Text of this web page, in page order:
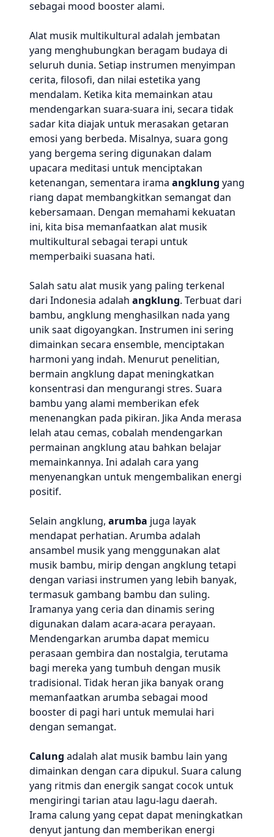
sebagai mood booster alami.
Alat musik multikultural adalah jembatan
yang menghubungkan beragam budaya di
seluruh dunia. Setiap instrumen menyimpan
cerita, filosofi, dan nilai estetika yang
mendalam. Ketika kita memainkan atau
mendengarkan suara-suara ini, secara tidak
sadar kita diajak untuk merasakan getaran
emosi yang berbeda. Misalnya, suara gong
yang bergema sering digunakan dalam
upacara meditasi untuk menciptakan
ketenangan, sementara irama angklung yang
riang dapat membangkitkan semangat dan
kebersamaan. Dengan memahami kekuatan
ini, kita bisa memanfaatkan alat musik
multikultural sebagai terapi untuk
memperbaiki suasana hati.
Salah satu alat musik yang paling terkenal
dari Indonesia adalah angklung. Terbuat dari
bambu, angklung menghasilkan nada yang
unik saat digoyangkan. Instrumen ini sering
dimainkan secara ensemble, menciptakan
harmoni yang indah. Menurut penelitian,
bermain angklung dapat meningkatkan
konsentrasi dan mengurangi stres. Suara
bambu yang alami memberikan efek
menenangkan pada pikiran. Jika Anda merasa
lelah atau cemas, cobalah mendengarkan
permainan angklung atau bahkan belajar
memainkannya. Ini adalah cara yang
menyenangkan untuk mengembalikan energi
positif.
Selain angklung, arumba juga layak
mendapat perhatian. Arumba adalah
ansambel musik yang menggunakan alat
musik bambu, mirip dengan angklung tetapi
dengan variasi instrumen yang lebih banyak,
termasuk gambang bambu dan suling.
Iramanya yang ceria dan dinamis sering
digunakan dalam acara-acara perayaan.
Mendengarkan arumba dapat memicu
perasaan gembira dan nostalgia, terutama
bagi mereka yang tumbuh dengan musik
tradisional. Tidak heran jika banyak orang
memanfaatkan arumba sebagai mood
booster di pagi hari untuk memulai hari
dengan semangat.
Calung adalah alat musik bambu lain yang
dimainkan dengan cara dipukul. Suara calung
yang ritmis dan energik sangat cocok untuk
mengiringi tarian atau lagu-lagu daerah.
Irama calung yang cepat dapat meningkatkan
denyut jantung dan memberikan energi